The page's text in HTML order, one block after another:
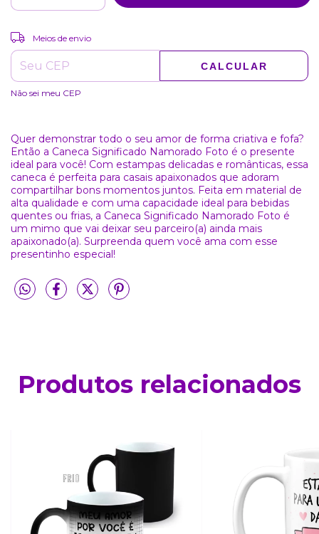
Entregas para o CEP:
Meios de envio
CALCULAR
Não sei meu CEP
Quer demonstrar todo o seu amor de forma criativa e fofa?
Então a Caneca Significado Namorado Foto é o presente
ideal para você! Com estampas delicadas e românticas, essa
caneca é perfeita para casais apaixonados que adoram
compartilhar bons momentos juntos. Feita em material de
alta qualidade e com uma capacidade ideal para bebidas
quentes ou frias, a Caneca Significado Namorado Foto é
um mimo que vai deixar seu parceiro(a) ainda mais
apaixonado(a). Surpreenda quem você ama com esse
presentinho especial!
Produtos relacionados